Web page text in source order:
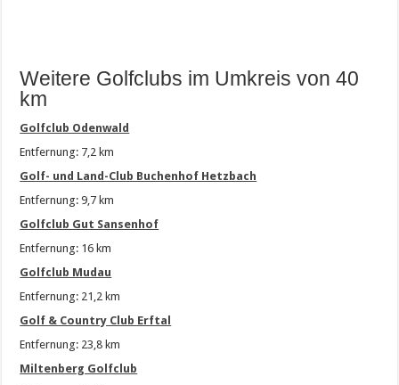
Weitere Golfclubs im Umkreis von 40
km
Golfclub Odenwald
Entfernung: 7,2 km
Golf- und Land-Club Buchenhof Hetzbach
Entfernung: 9,7 km
Golfclub Gut Sansenhof
Entfernung: 16 km
Golfclub Mudau
Entfernung: 21,2 km
Golf & Country Club Erftal
Entfernung: 23,8 km
Miltenberg Golfclub